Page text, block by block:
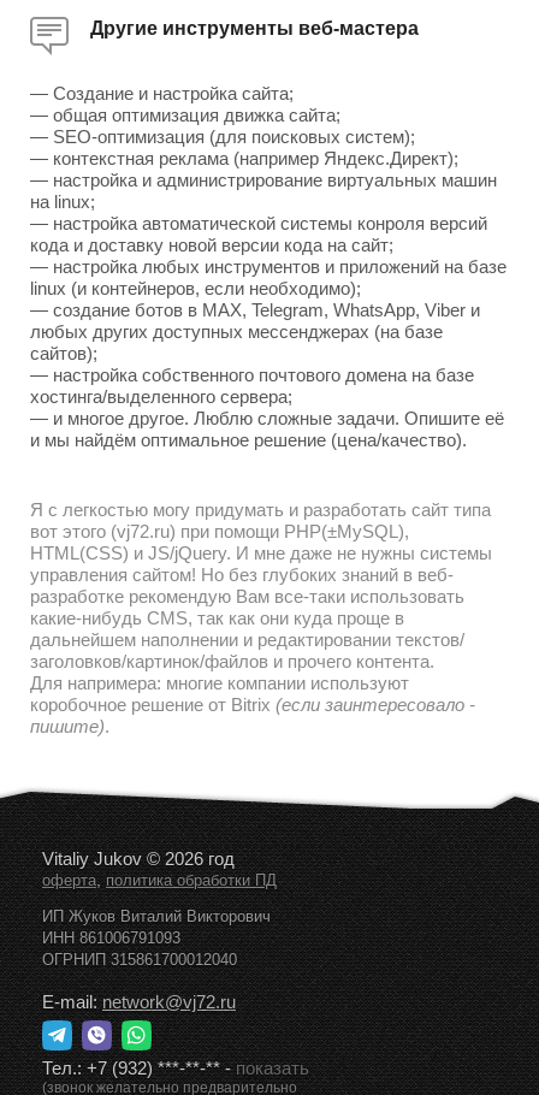
Другие инструменты веб-мастера
— Создание и настройка сайта;
— общая оптимизация движка сайта;
— SEO-оптимизация (для поисковых систем);
— контекстная реклама (например Яндекс.Директ);
— настройка и администрирование виртуальных машин
на linux;
— настройка автоматической системы конроля версий
кода и доставку новой версии кода на сайт;
— настройка любых инструментов и приложений на базе
linux (и контейнеров, если необходимо);
— создание ботов в MAX, Telegram, WhatsApp, Viber и
любых других доступных мессенджерах (на базе
сайтов);
— настройка собственного почтового домена на базе
хостинга/выделенного сервера;
— и многое другое. Люблю сложные задачи. Опишите её
и мы найдём оптимальное решение (цена/качество).
Я с легкостью могу придумать и разработать сайт типа
вот этого (vj72.ru) при помощи PHP(±MySQL),
HTML(CSS) и JS/jQuery. И мне даже не нужны системы
управления сайтом! Но без глубоких знаний в веб-
разработке рекомендую Вам все-таки использовать
какие-нибудь CMS, так как они куда проще в
дальнейшем наполнении и редактировании текстов/
заголовков/картинок/файлов и прочего контента.
Для напримера: многие компании используют
коробочное решение от Bitrix (если заинтересовало -
пишите).
Vitaliy Jukov © 2026 год
оферта,политика обработки ПД
ИП Жуков Виталий Викторович
ИНН 861006791093
ОГРНИП 315861700012040
E-mail:network@vj72.ru
Тел.:+7 (932) ***-**-**-показать
(звонок желательно предварительно